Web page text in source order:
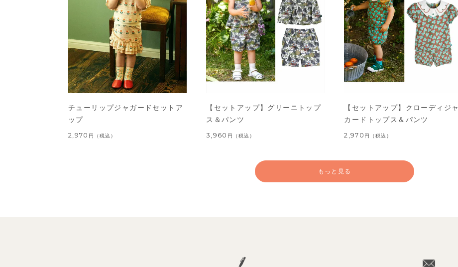
チューリップジャガードセットア
ップ
2,970 円 （税込）
【セットアップ】グリーニトップ
ス＆パンツ
3,960 円 （税込）
【セットアップ】クローディジャ
カードトップス＆パンツ
2,970 円 （税込）
もっと見る